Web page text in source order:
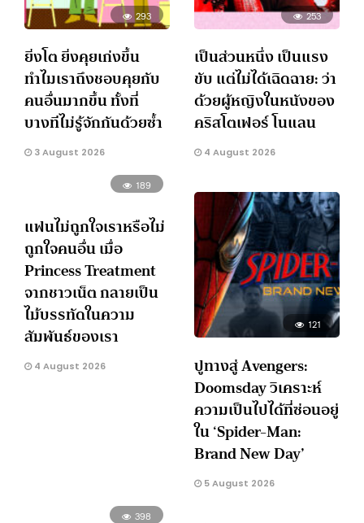
293
ยิ่งโต ยิ่งคุยเก่งขึ้น
ทำไมเราถึงชอบคุยกับ
คนอื่นมากขึ้น ทั้งที่
บางทีไม่รู้จักกันด้วยซ้ำ
3 August 2026
253
เป็นส่วนหนึ่ง เป็นแรง
ขับ แต่ไม่ได้เฉิดฉาย: ว่า
ด้วยผู้หญิงในหนังของ
คริสโตเฟอร์ โนแลน
4 August 2026
189
แฟนไม่ถูกใจเราหรือไม่
ถูกใจคนอื่น เมื่อ
Princess Treatment
จากชาวเน็ต กลายเป็น
ไม้บรรทัดในความ
สัมพันธ์ของเรา
4 August 2026
121
ปูทางสู่ Avengers:
Doomsday วิเคราะห์
ความเป็นไปได้ที่ซ่อนอยู่
ใน ‘Spider-Man:
Brand New Day’
5 August 2026
398